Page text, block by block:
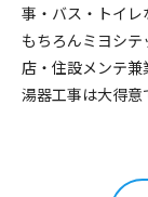
事・バス・トイレ
もちろんミヨシ
店・住設メンテ
湯器工事は大得意